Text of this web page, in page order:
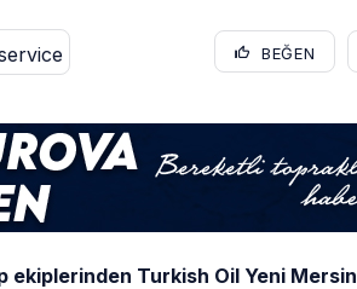
BEĞEN
ekiplerinden Turkish Oil Yeni